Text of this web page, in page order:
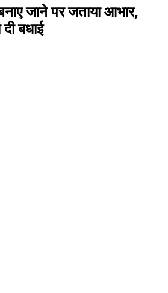
जाने पर जताया आभार,
बधाई